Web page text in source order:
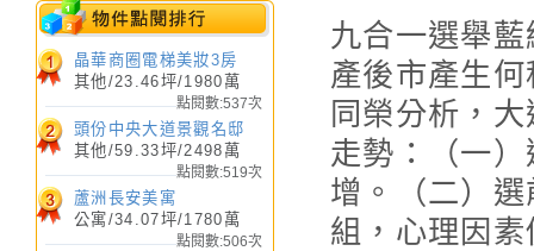
捷運永安市場電梯美
華廈/2390萬 /30.81坪
晶華商圈電梯美妝3房
其他/23.46坪/1980萬
點閱數:537次
頭份中央大道景觀名邸
其他/59.33坪/2498萬
點閱數:519次
蘆洲長安美寓
公寓/34.07坪/1780萬
點閱數:506次
九合一選舉
產後市產生
同榮分析，
走勢：（一
增。（二）
組，心理因